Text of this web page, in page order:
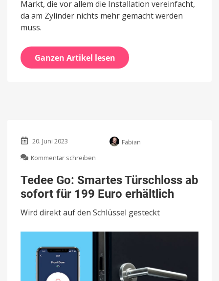
Markt, die vor allem die Installation vereinfacht,
da am Zylinder nichts mehr gemacht werden
muss.
Ganzen Artikel lesen
20. Juni 2023
Fabian
Kommentar schreiben
Go:
Smartes
Türschloss
sofort
199
Tedee Go: Smartes Türschloss ab
sofort für 199 Euro erhältlich
Wird direkt auf den Schlüssel gesteckt